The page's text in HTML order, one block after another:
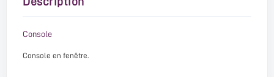
Console
Console en fenêtre.